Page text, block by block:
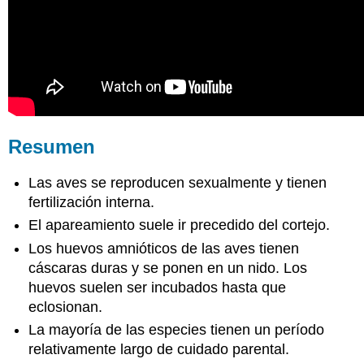
Resumen
Las aves se reproducen sexualmente y tienen
fertilización interna.
El apareamiento suele ir precedido del cortejo.
Los huevos amnióticos de las aves tienen
cáscaras duras y se ponen en un nido. Los
huevos suelen ser incubados hasta que
eclosionan.
La mayoría de las especies tienen un período
relativamente largo de cuidado parental.